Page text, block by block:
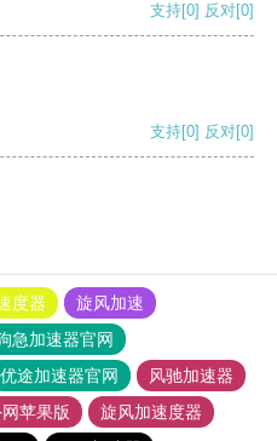
支持[0] 反对[0]
支持[0] 反对[0]
度器
旋风加速
急加速器官网
优途加速器官网
风驰加速器
苹果版
旋风加速度器